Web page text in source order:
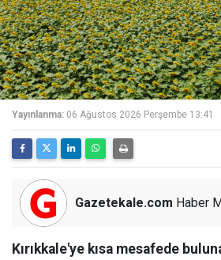
Yayınlanma: 06 Ağustos 2026 Perşembe 13:41
Gazetekale.com Haber
Kırıkkale'ye kısa mesafede